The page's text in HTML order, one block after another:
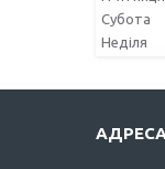
Субота
Неділя